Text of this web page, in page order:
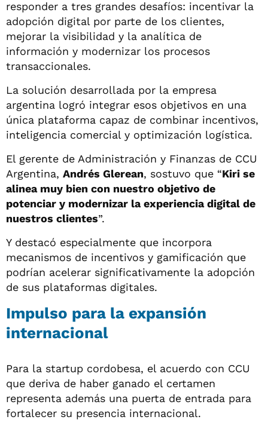
responder a tres grandes desafíos: incentivar la
adopción digital por parte de los clientes,
mejorar la visibilidad y la analítica de
información y modernizar los procesos
transaccionales.
La solución desarrollada por la empresa
argentina logró integrar esos objetivos en una
única plataforma capaz de combinar incentivos,
inteligencia comercial y optimización logística.
El gerente de Administración y Finanzas de CCU
Argentina, Andrés Glerean, sostuvo que “Kiri se
alinea muy bien con nuestro objetivo de
potenciar y modernizar la experiencia digital de
nuestros clientes”.
Y destacó especialmente que incorpora
mecanismos de incentivos y gamificación que
podrían acelerar significativamente la adopción
de sus plataformas digitales.
Impulso para la expansión
internacional
Para la startup cordobesa, el acuerdo con CCU
que deriva de haber ganado el certamen
representa además una puerta de entrada para
fortalecer su presencia internacional.